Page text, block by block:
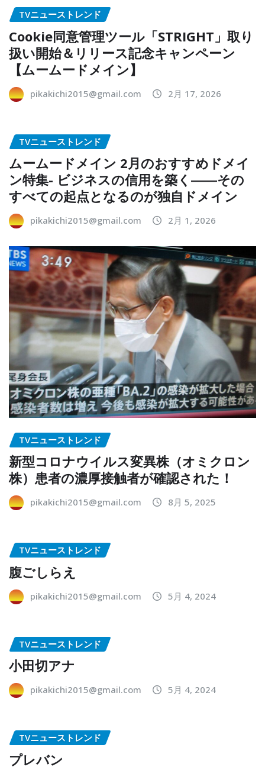
TVニューストレンド
Cookie同意管理ツール「STRIGHT」取り
扱い開始＆リリース記念キャンペーン
【ムームードメイン】
pikakichi2015@gmail.com 2月 17, 2026
TVニューストレンド
ムームードメイン 2月のおすすめドメイ
ン特集- ビジネスの信用を築く――その
すべての起点となるのが独自ドメイン
pikakichi2015@gmail.com 2月 1, 2026
TVニューストレンド
新型コロナウイルス変異株（オミクロン
株）患者の濃厚接触者が確認された！
pikakichi2015@gmail.com 8月 5, 2025
TVニューストレンド
腹ごしらえ
pikakichi2015@gmail.com 5月 4, 2024
TVニューストレンド
小田切アナ
pikakichi2015@gmail.com 5月 4, 2024
TVニューストレンド
プレバン